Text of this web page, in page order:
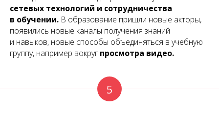
сетевых технологий и сотрудничества
в обучении. В образование пришли новые акторы,
появились новые каналы получения знаний
и навыков, новые способы объединяться в учебную
группу, например вокруг просмотра видео.
5